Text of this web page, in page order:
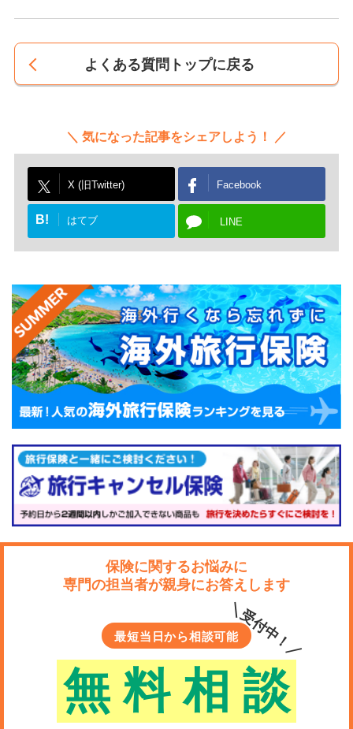
よくある質問トップに戻る
気になった記事をシェアしよう！
X (旧Twitter) Facebook
B! はてブ LINE
保険に関するお悩みに
専門の担当者が親身にお答えします
最短当日から相談可能
無 料 相 談
＼受付中！／